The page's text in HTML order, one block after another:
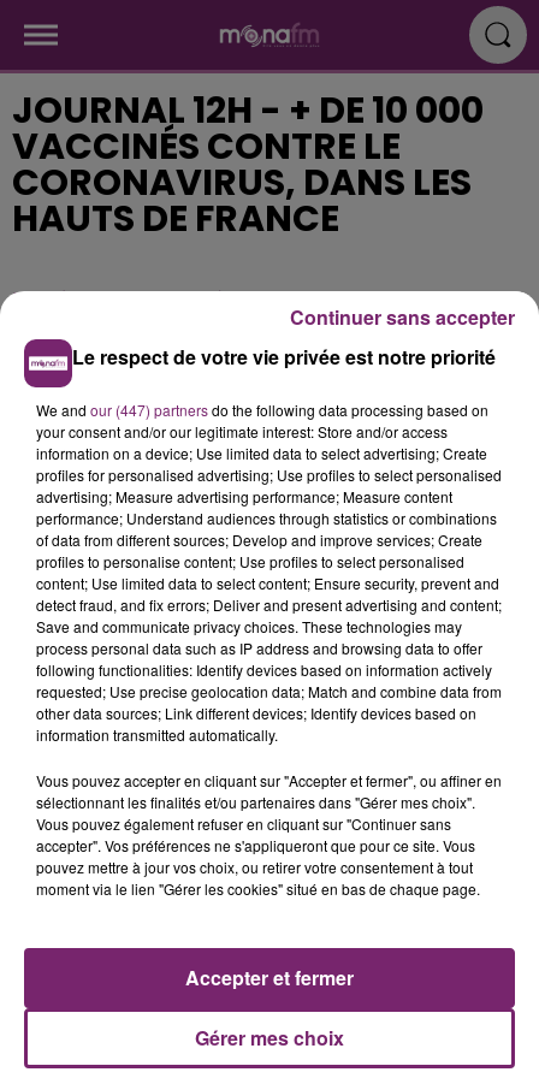
JOURNAL 12H - + DE 10 000
VACCINÉS CONTRE LE
CORONAVIRUS, DANS LES
HAUTS DE FRANCE
Publié : 12 janvier 2021 à 11h07
ACTUS RADIO
PODCASTS
Plan du site Mentions légales
Le respect de votre vie privée est notre priorité
We and our (447) partnersdo the following data processing based on
your consent and/or our legitimate interest: Store and/or access
information on a device; Use limited data to select advertising; Create
profiles for personalised advertising; Use profiles to select personalised
advertising; Measure advertising performance; Measure content
performance; Understand audiences through statistics or combinations
of data from different sources; Develop and improve services; Create
profiles to personalise content; Use profiles to select personalised
content; Use limited data to select content; Ensure security, prevent and
detect fraud, and fix errors; Deliver and present advertising and content;
Save and communicate privacy choices. These technologies may
process personal data such as IP address and browsing data to offer
following functionalities: Identify devices based on information actively
requested; Use precise geolocation data; Match and combine data from
other data sources; Link different devices; Identify devices based on
information transmitted automatically.
Vous pouvez accepter en cliquant sur "Accepter et fermer", ou affiner en
sélectionnant les finalités et/ou partenaires dans "Gérer mes choix".
Vous pouvez également refuser en cliquant sur "Continuer sans
accepter". Vos préférences ne s'appliqueront que pour ce site. Vous
pouvez mettre à jour vos choix, ou retirer votre consentement à tout
moment via le lien "Gérer les cookies" situé en bas de chaque page.
Gérer mes choix
Accepter et fermer
Continuer sans accepter